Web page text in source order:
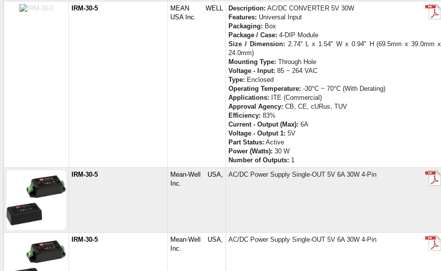
IRM-30-5
MEAN WELL
USA Inc.
Description: AC/DC CONVERTER 5V 30W
Features: Universal Input
Packaging: Box
Package / Case: 4-DIP Module
Size / Dimension: 2.74" L x 1.54" W x 0.94" H (69.5mm x 39.0mm x
24.0mm)
Mounting Type: Through Hole
Voltage - Input: 85 ~ 264 VAC
Type: Enclosed
Operating Temperature: -30°C ~ 70°C (With Derating)
Applications: ITE (Commercial)
Approval Agency: CB, CE, cURus, TUV
Efficiency: 83%
Current - Output (Max): 6A
Voltage - Output 1: 5V
Part Status: Active
Power (Watts): 30 W
Number of Outputs: 1
IRM-30-5
Mean-Well USA,
Inc.
AC/DC Power Supply Single-OUT 5V 6A 30W 4-Pin
IRM-30-5
Mean-Well USA,
Inc.
AC/DC Power Supply Single-OUT 5V 6A 30W 4-Pin